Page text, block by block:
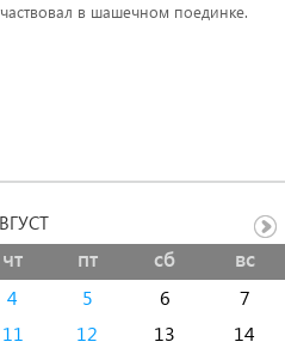
в шашечном поединке.
чт пт сб вс
4 5 6
7
11 12 13
14